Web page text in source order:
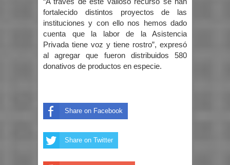
“A través de este valioso recurso se han
fortalecido distintos proyectos de las
instituciones y con ello nos hemos dado
cuenta que la labor de la Asistencia
Privada tiene voz y tiene rostro”, expresó
al agregar que fueron distribuidos 580
donativos de productos en especie.
Share on Facebook
Share on Twitter